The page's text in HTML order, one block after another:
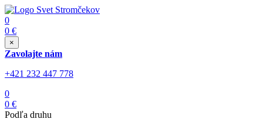
0
0 €
×
Zavolajte nám
+421 232 447 778
0
0 €
Podľa druhu